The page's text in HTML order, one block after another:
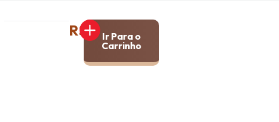
R$15,00
Ir Para o
Carrinho